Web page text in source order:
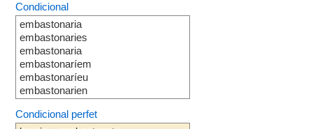
Condicional
embastonaria
embastonaries
embastonaria
embastonaríem
embastonaríeu
embastonarien
Condicional perfet